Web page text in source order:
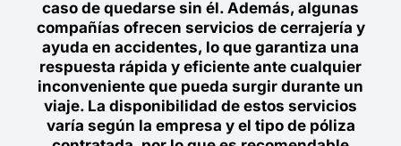
caso de quedarse sin él. Además, algunas
compañías ofrecen servicios de cerrajería y
ayuda en accidentes, lo que garantiza una
respuesta rápida y eficiente ante cualquier
inconveniente que pueda surgir durante un
viaje. La disponibilidad de estos servicios
varía según la empresa y el tipo de póliza